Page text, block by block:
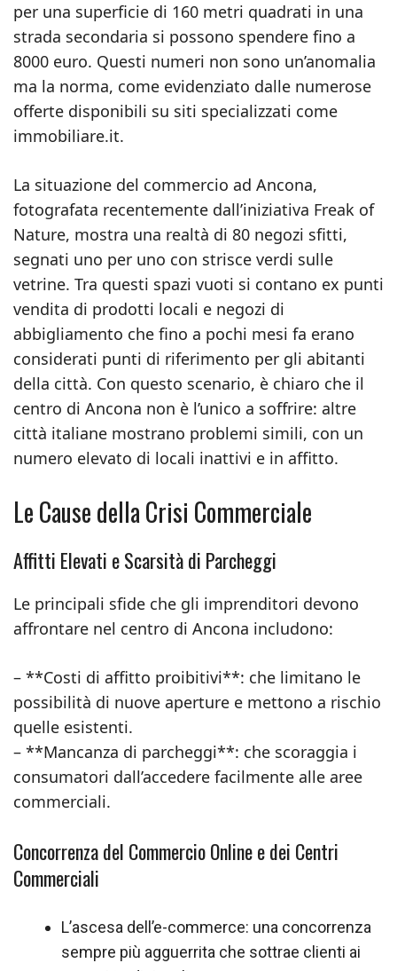
per una superficie di 160 metri quadrati in una
strada secondaria si possono spendere fino a
8000 euro. Questi numeri non sono un’anomalia
ma la norma, come evidenziato dalle numerose
offerte disponibili su siti specializzati come
immobiliare.it.
La situazione del commercio ad Ancona,
fotografata recentemente dall’iniziativa Freak of
Nature, mostra una realtà di 80 negozi sfitti,
segnati uno per uno con strisce verdi sulle
vetrine. Tra questi spazi vuoti si contano ex punti
vendita di prodotti locali e negozi di
abbigliamento che fino a pochi mesi fa erano
considerati punti di riferimento per gli abitanti
della città. Con questo scenario, è chiaro che il
centro di Ancona non è l’unico a soffrire: altre
città italiane mostrano problemi simili, con un
numero elevato di locali inattivi e in affitto.
Le Cause della Crisi Commerciale
Affitti Elevati e Scarsità di Parcheggi
Le principali sfide che gli imprenditori devono
affrontare nel centro di Ancona includono:
– **Costi di affitto proibitivi**: che limitano le
possibilità di nuove aperture e mettono a rischio
quelle esistenti.
– **Mancanza di parcheggi**: che scoraggia i
consumatori dall’accedere facilmente alle aree
commerciali.
Concorrenza del Commercio Online e dei Centri
Commerciali
L’ascesa dell’e-commerce: una concorrenza
sempre più agguerrita che sottrae clienti ai